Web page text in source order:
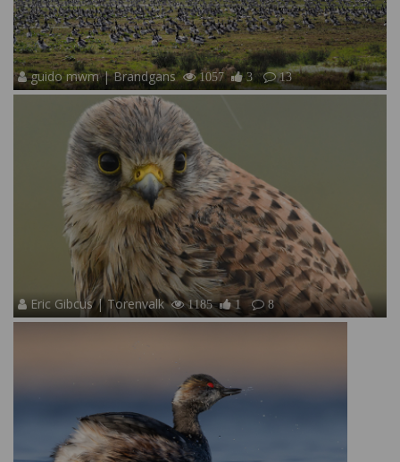
guido mwm | Brandgans 1057 3 13
Eric Gibcus | Torenvalk 1185 1 8